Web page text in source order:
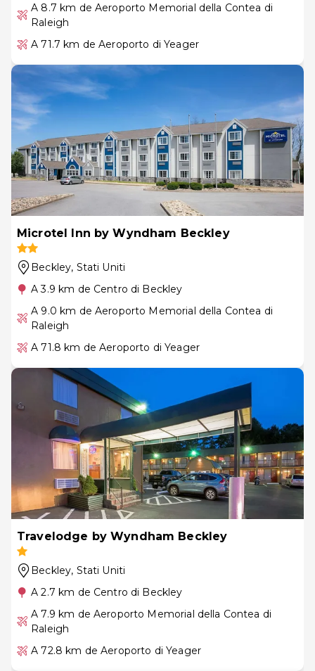
A 8.7 km de Aeroporto Memorial della Contea di
Raleigh
A 71.7 km de Aeroporto di Yeager
Microtel Inn by Wyndham Beckley
Beckley, Stati Uniti
A 3.9 km de Centro di Beckley
A 9.0 km de Aeroporto Memorial della Contea di
Raleigh
A 71.8 km de Aeroporto di Yeager
Travelodge by Wyndham Beckley
Beckley, Stati Uniti
A 2.7 km de Centro di Beckley
A 7.9 km de Aeroporto Memorial della Contea di
Raleigh
A 72.8 km de Aeroporto di Yeager